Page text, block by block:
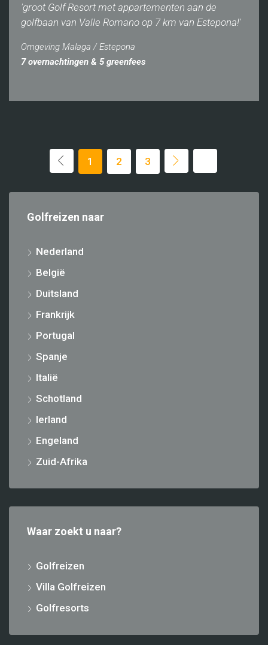
'groot Golf Resort met appartementen aan de
golfbaan van Valle Romano op 7 km van Estepona!'
Omgeving Malaga / Estepona
7 overnachtingen & 5 greenfees
1 2 3
Golfreizen naar
Nederland
België
Duitsland
Frankrijk
Portugal
Spanje
Italië
Schotland
Ierland
Engeland
Zuid-Afrika
Waar zoekt u naar?
Golfreizen
Villa Golfreizen
Golfresorts